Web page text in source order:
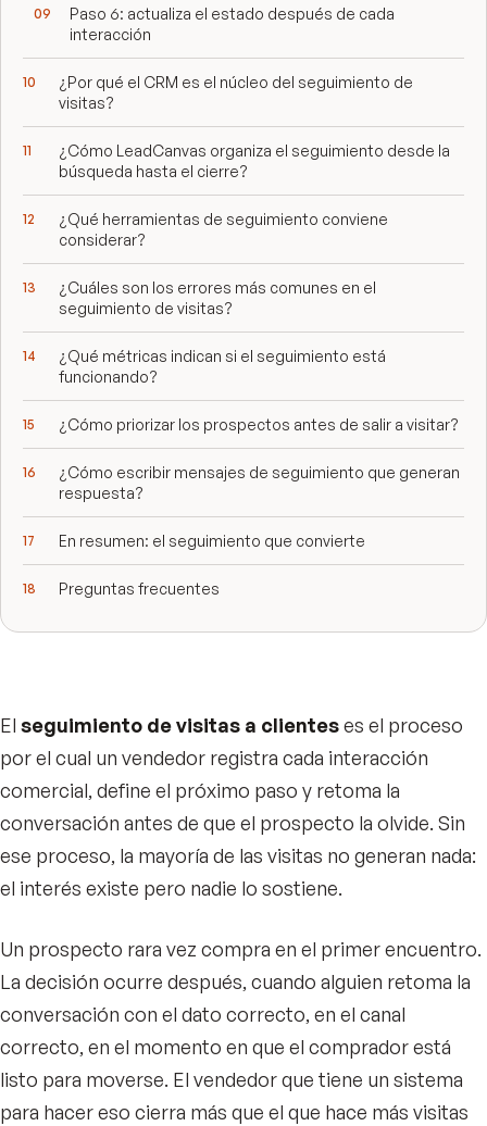
Paso 6: actualiza el estado después de cada
interacción
¿Por qué el CRM es el núcleo del seguimiento de
visitas?
¿Cómo LeadCanvas organiza el seguimiento desde la
búsqueda hasta el cierre?
¿Qué herramientas de seguimiento conviene
considerar?
¿Cuáles son los errores más comunes en el
seguimiento de visitas?
¿Qué métricas indican si el seguimiento está
funcionando?
¿Cómo priorizar los prospectos antes de salir a visitar?
¿Cómo escribir mensajes de seguimiento que generan
respuesta?
En resumen: el seguimiento que convierte
Preguntas frecuentes
El seguimiento de visitas a clienteses el proceso
por el cual un vendedor registra cada interacción
comercial, define el próximo paso y retoma la
conversación antes de que el prospecto la olvide. Sin
ese proceso, la mayoría de las visitas no generan nada:
el interés existe pero nadie lo sostiene.
Un prospecto rara vez compra en el primer encuentro.
La decisión ocurre después, cuando alguien retoma la
conversación con el dato correcto, en el canal
correcto, en el momento en que el comprador está
listo para moverse. El vendedor que tiene un sistema
para hacer eso cierra más que el que hace más visitas